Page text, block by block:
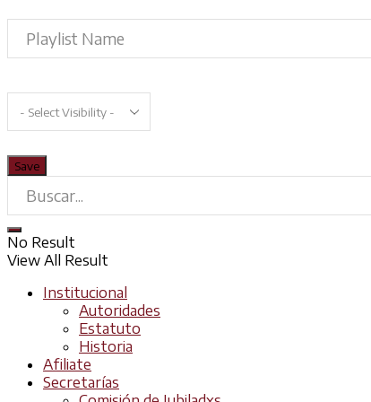
No Result
View All Result
Institucional
Autoridades
Estatuto
Historia
Afiliate
Secretarías